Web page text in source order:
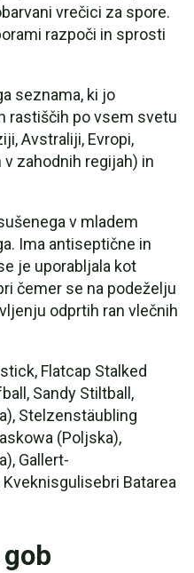
vrečici za spore.
razpoči in sprosti
seznama, ki jo
rastiščih po vsem svetu
Avstraliji, Evropi,
zahodnih regijah) in
v mladem
Ima antiseptične in
je uporabljala kot
čemer se na podeželju
odprtih ran vlečnih
Flatcap Stalked
Sandy Stiltball,
Stelzenstäubling
(Poljska),
Gallert-
Batarea